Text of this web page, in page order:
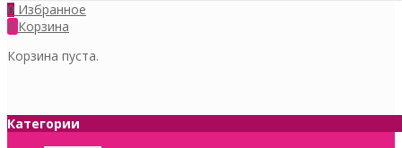
0 Избранное
0 Корзина
Корзина пуста.
Категории